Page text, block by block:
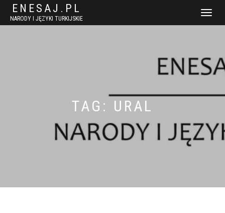
ENESAJ.PL
NARODY I JĘZYKI TURKIJSKIE
WŁĄCZ
TAG: URAL